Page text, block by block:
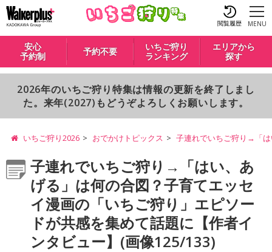
閲覧履歴 MENU
安心
予約制
予約不要
いちご狩り
ランキング
エリアから
探す
2026年のいちご狩り特集は情報の更新を終了しまし
た。来年(2027)もどうぞよろしくお願いします。
いちご狩り2026 おでかけトピックス 子連れでいちご狩り→「は
子連れでいちご狩り→「はい、あ
げる」は何の合図？子育てエッセ
イ漫画の「いちご狩り」エピソー
ドが共感を集めて話題に【作者イ
ンタビュー】(画像125/133)